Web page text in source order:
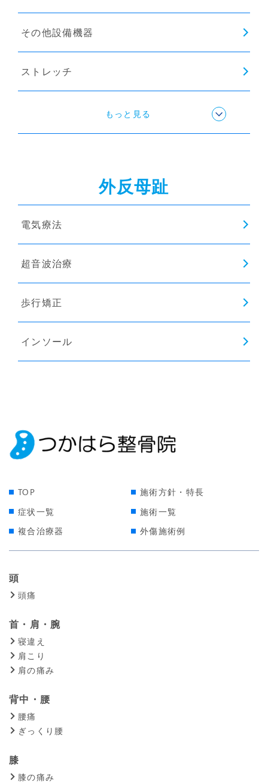
その他設備機器
ストレッチ
もっと見る
外反母趾
電気療法
超音波治療
歩行矯正
インソール
TOP
施術方針・特長
症状一覧
施術一覧
複合治療器
外傷施術例
頭
頭痛
首・肩・腕
寝違え
肩こり
肩の痛み
背中・腰
腰痛
ぎっくり腰
膝
膝の痛み